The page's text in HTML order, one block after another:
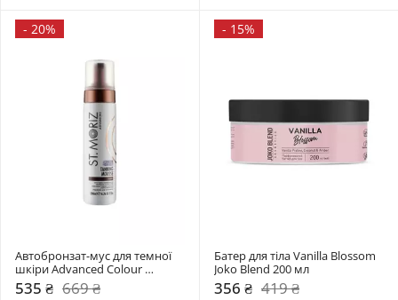
- 20%
Автобронзат-муc для темної
шкіри Advanced Colour
535 ₴ 669 ₴
- 15%
Батер для тіла Vanilla Blossom
356 ₴ 419 ₴